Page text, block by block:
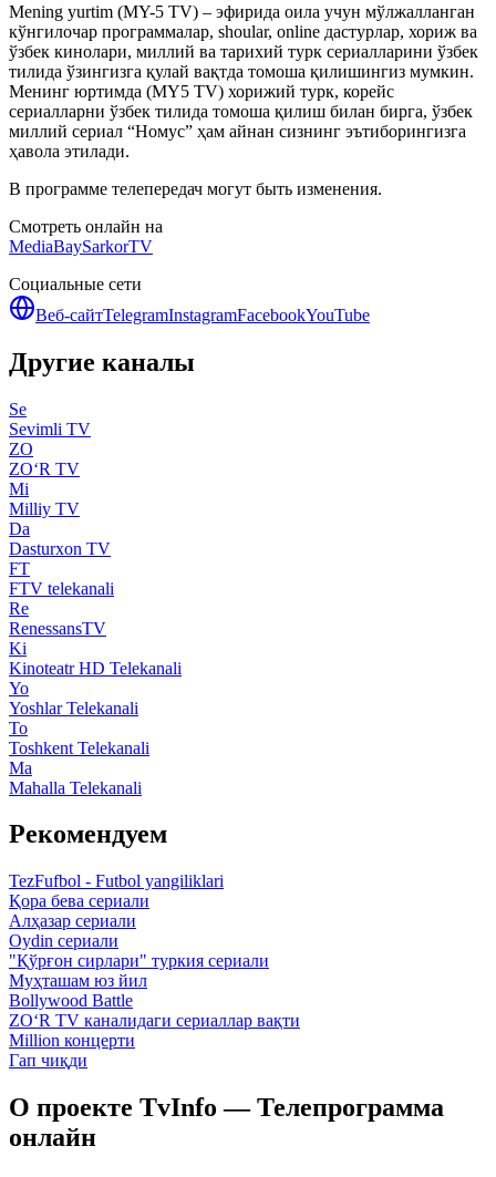
Mening yurtim (MY-5 TV) – эфирида оила учун мўлжалланган
кўнгилочар программалар, shoular, online дастурлар, хориж ва
ўзбек кинолари, миллий ва тарихий турк сериалларини ўзбек
тилида ўзингизга қулай вақтда томоша қилишингиз мумкин.
Менинг юртимда (MY5 TV) хорижий турк, корейс
сериалларни ўзбек тилида томоша қилиш билан бирга, ўзбек
миллий сериал “Номус” ҳам айнан сизнинг эътиборингизга
ҳавола этилади.
В программе телепередач могут быть изменения.
Смотреть онлайн на
MediaBaySarkorTV
Социальные сети
Веб-сайтTelegramInstagramFacebookYouTube
Другие каналы
Se
Sevimli TV
ZO
ZO‘R TV
Mi
Milliy TV
Da
Dasturxon TV
FT
FTV telekanali
Re
RenessansTV
Ki
Kinoteatr HD Telekanali
Yo
Yoshlar Telekanali
To
Toshkent Telekanali
Ma
Mahalla Telekanali
Рекомендуем
TezFufbol - Futbol yangiliklari
Қора бева сериали
Алҳазар сериали
Oydin сериали
"Қўрғон сирлари" туркия сериали
Муҳташам юз йил
Bollywood Battle
ZO‘R TV каналидаги сериаллар вақти
Million концерти
Гап чиқди
О проекте TvInfo — Телепрограмма
онлайн